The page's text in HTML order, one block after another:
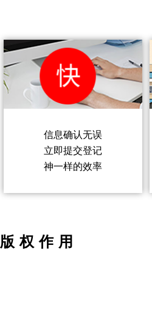
信息确认无误
立即提交登记
神一样的效率
版权作用